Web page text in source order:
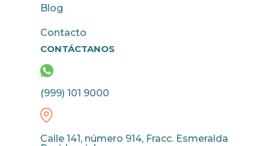
Blog
Contacto
CONTÁCTANOS
(999) 101 9000
Calle 141, número 914, Fracc. Esmeralda